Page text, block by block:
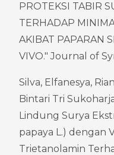
PROTEKSI TABIR
TERHADAP
AKIBAT PAPARAN
VIVO." Journal of
Silva, Elfanesya,
Bintari Tri
Lindung Surya
papaya L.) dengan
Trietanolamin